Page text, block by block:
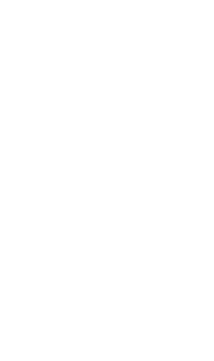
elit. Sed